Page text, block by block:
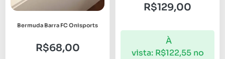
Bermuda Barra FC Onisports
R$68,00
R$129,00
À
vista: R$122,55 no